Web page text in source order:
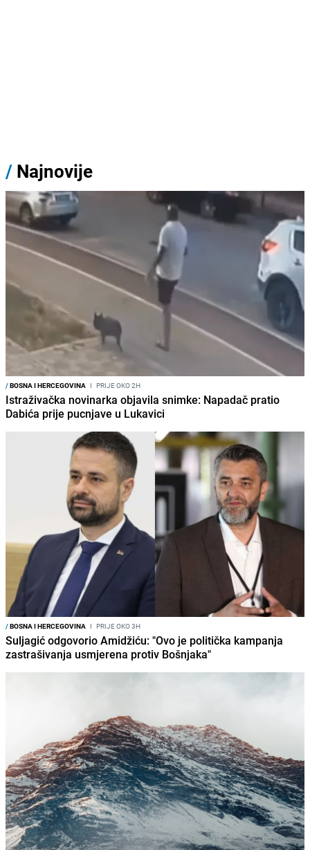
/ Najnovije
/BOSNA I HERCEGOVINA I PRIJE OKO 2H
Istraživačka novinarka objavila snimke: Napadač pratio
Dabića prije pucnjave u Lukavici
/BOSNA I HERCEGOVINA I PRIJE OKO 3H
Suljagić odgovorio Amidžiću: "Ovo je politička kampanja
zastrašivanja usmjerena protiv Bošnjaka"